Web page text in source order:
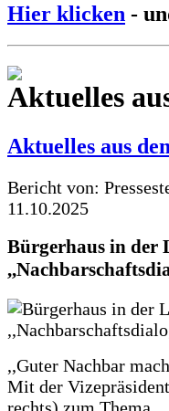
Hier klicken -
Aktuelles
Aktuelles aus
Bericht von:
11.10.2025
Bürgerhaus in der
,,Guter Nachbar
Mit der